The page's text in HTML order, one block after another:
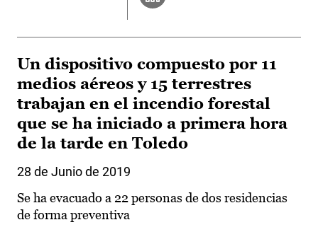
Un dispositivo compuesto por 11
medios aéreos y 15 terrestres
trabajan en el incendio forestal
que se ha iniciado a primera hora
de la tarde en Toledo
28 de Junio de 2019
Se ha evacuado a 22 personas de dos residencias
de forma preventiva